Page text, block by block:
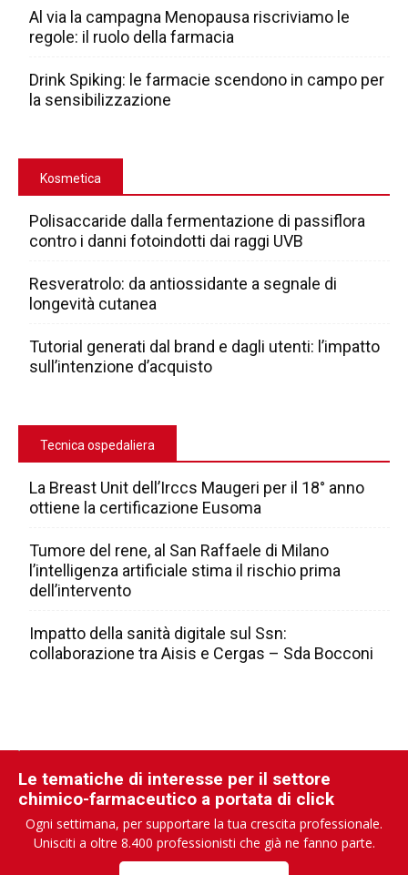
Al via la campagna Menopausa riscriviamo le
regole: il ruolo della farmacia
Drink Spiking: le farmacie scendono in campo per
la sensibilizzazione
Kosmetica
Polisaccaride dalla fermentazione di passiflora
contro i danni fotoindotti dai raggi UVB
Resveratrolo: da antiossidante a segnale di
longevità cutanea
Tutorial generati dal brand e dagli utenti: l’impatto
sull’intenzione d’acquisto
Tecnica ospedaliera
La Breast Unit dell’Irccs Maugeri per il 18° anno
ottiene la certificazione Eusoma
Tumore del rene, al San Raffaele di Milano
l’intelligenza artificiale stima il rischio prima
dell’intervento
Impatto della sanità digitale sul Ssn:
collaborazione tra Aisis e Cergas – Sda Bocconi
Le tematiche di interesse per il settore
chimico-farmaceutico a portata di click
Ogni settimana, per supportare la tua crescita professionale.
Unisciti a oltre 8.400 professionisti che già ne fanno parte.